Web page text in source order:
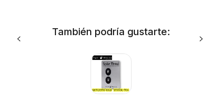
También podría gustarte: